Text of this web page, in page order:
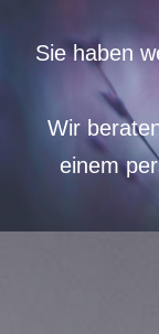
Sie haben
Wir
einem